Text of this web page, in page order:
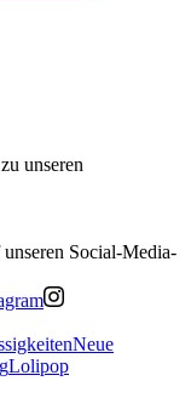
unseren
Social-Media-
Neue
Lolipop